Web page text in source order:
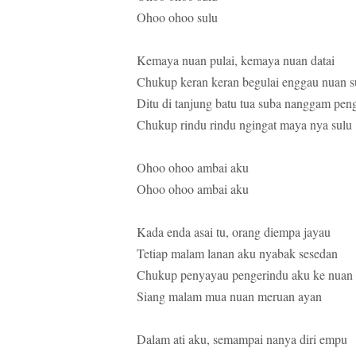
Ohoo ohoo sulu
Kemaya nuan pulai, kemaya nuan datai
Chukup keran keran begulai enggau nuan
Ditu di tanjung batu tua suba nanggam
Chukup rindu rindu ngingat maya nya sulu
Ohoo ohoo ambai aku
Ohoo ohoo ambai aku
Kada enda asai tu, orang diempa jayau
Tetiap malam lanan aku nyabak sesedan
Chukup penyayau pengerindu aku ke nuan
Siang malam mua nuan meruan ayan
Dalam ati aku, semampai nanya diri empu